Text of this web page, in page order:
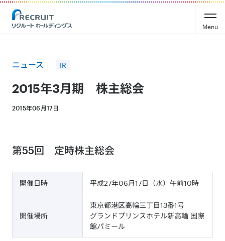
Recruit Holdings
Menu
ニュース IR
2015年3月期 株主総会
2015年06月17日
第55回 定時株主総会
開催日時 平成27年06月17日（水）午前10時
開催場所
東京都港区高輪三丁目13番1号
グランドプリンスホテル新高輪 国際
館パミール